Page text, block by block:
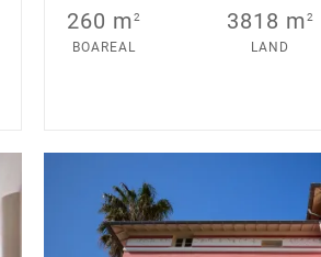
260 m2
BOAREAL
3818 m2
LAND